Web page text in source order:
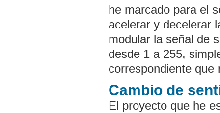
he marcado para el
acelerar y decelerar
modular la señal de
desde 1 a 255,
correspondiente que
Cambio de
El proyecto que he